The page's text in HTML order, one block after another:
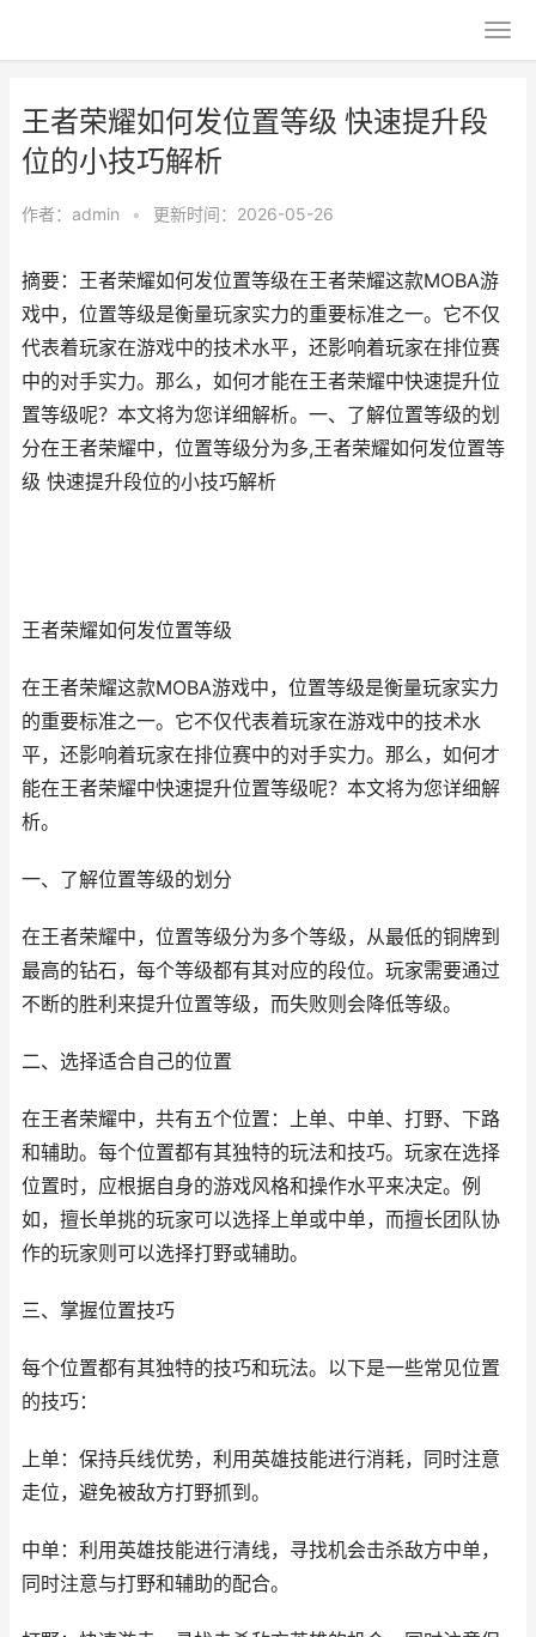
王者荣耀如何发位置等级 快速提升段
位的小技巧解析
作者： admin • 更新时间：2026-05-26
摘要：王者荣耀如何发位置等级在王者荣耀这款MOBA游
戏中，位置等级是衡量玩家实力的重要标准之一。它不仅
代表着玩家在游戏中的技术水平，还影响着玩家在排位赛
中的对手实力。那么，如何才能在王者荣耀中快速提升位
置等级呢？本文将为您详细解析。一、了解位置等级的划
分在王者荣耀中，位置等级分为多,王者荣耀如何发位置等
级 快速提升段位的小技巧解析
王者荣耀如何发位置等级
在王者荣耀这款MOBA游戏中，位置等级是衡量玩家实力
的重要标准之一。它不仅代表着玩家在游戏中的技术水
平，还影响着玩家在排位赛中的对手实力。那么，如何才
能在王者荣耀中快速提升位置等级呢？本文将为您详细解
析。
一、了解位置等级的划分
在王者荣耀中，位置等级分为多个等级，从最低的铜牌到
最高的钻石，每个等级都有其对应的段位。玩家需要通过
不断的胜利来提升位置等级，而失败则会降低等级。
二、选择适合自己的位置
在王者荣耀中，共有五个位置：上单、中单、打野、下路
和辅助。每个位置都有其独特的玩法和技巧。玩家在选择
位置时，应根据自身的游戏风格和操作水平来决定。例
如，擅长单挑的玩家可以选择上单或中单，而擅长团队协
作的玩家则可以选择打野或辅助。
三、掌握位置技巧
每个位置都有其独特的技巧和玩法。以下是一些常见位置
的技巧：
上单：保持兵线优势，利用英雄技能进行消耗，同时注意
走位，避免被敌方打野抓到。
中单：利用英雄技能进行清线，寻找机会击杀敌方中单，
同时注意与打野和辅助的配合。